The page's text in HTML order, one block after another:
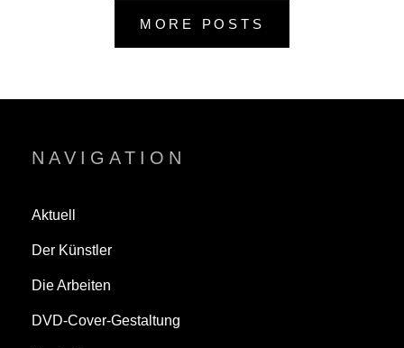
MORE POSTS
NAVIGATION
Aktuell
Der Künstler
Die Arbeiten
DVD-Cover-Gestaltung